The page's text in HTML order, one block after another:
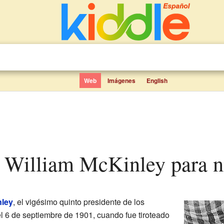
Web Imágenes English
William McKinley para
, el vigésimo quinto presidente de los
6 de septiembre de 1901, cuando fue tiroteado